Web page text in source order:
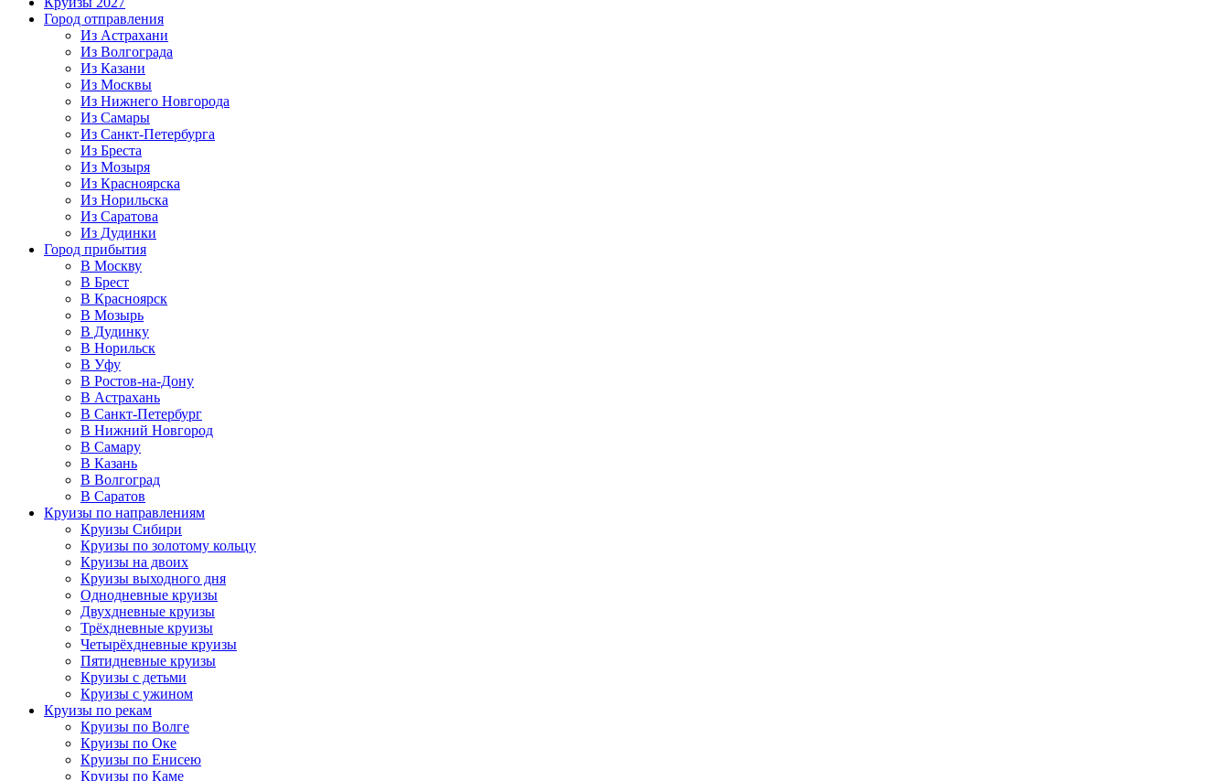
Город отправления
Из Астрахани
Из Волгограда
Из Казани
Из Москвы
Из Нижнего Новгорода
Из Самары
Из Санкт-Петербурга
Из Бреста
Из Мозыря
Из Красноярска
Из Норильска
Из Саратова
Из Дудинки
Город прибытия
В Москву
В Брест
В Красноярск
В Мозырь
В Дудинку
В Норильск
В Уфу
В Ростов-на-Дону
В Астрахань
В Санкт-Петербург
В Нижний Новгород
В Самару
В Казань
В Волгоград
В Саратов
Круизы по направлениям
Круизы Сибири
Круизы по золотому кольцу
Круизы на двоих
Круизы выходного дня
Однодневные круизы
Двухдневные круизы
Трёхдневные круизы
Четырёхдневные круизы
Пятидневные круизы
Круизы с детьми
Круизы с ужином
Круизы по рекам
Круизы по Волге
Круизы по Оке
Круизы по Енисею
Круизы по Каме